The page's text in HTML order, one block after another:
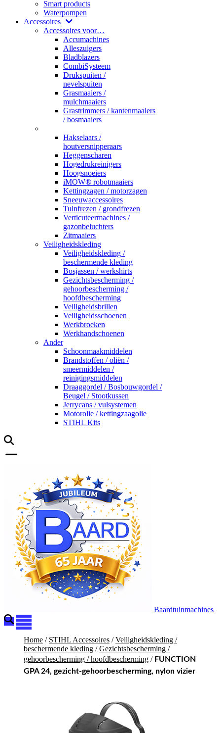
Smart products
Waterpompen
Accessoires
Accessoires voor…
Accumachines
Alleszuigers
Bladblazers
CombiSysteem
Drukspuiten /
nevelspuiten
Grasmaaiers /
mulchmaaiers
Grastrimmers / kantenmaaiers
/ bosmaaiers
Hakselaars /
houtversnipperaars
Heggenscharen
Hogedrukreinigers
Hoogsnoeiers
iMOW® robotmaaiers
Kettingzagen / motorzagen
Sneeuwaccessoires
Tuinfrezen / grondfrezen
Verticuteermachines /
gazonbeluchters
Zitmaaiers
Veiligheidskleding
Veiligheidskleding /
beschermende kleding
Bosjassen / werkshirts
Gezichtsbescherming /
gehoorbescherming /
hoofdbescherming
Veiligheidsbrillen
Veiligheidsschoenen
Werkbroeken
Werkhandschoenen
Ander
Schoonmaakmiddelen
Brandstoffen / oliën /
smeermiddelen /
reinigingsmiddelen
Draaggordel / Bosbouwgordel /
Beugel / Stootkussen
Jerrycans / vulsystemen
Motorolie / kettingzaagolie
STIHL Kits
Baardtuinmachines
Home / STIHL Accessoires /Veiligheidskleding /
beschermende kleding /Gezichtsbescherming /
gehoorbescherming / hoofdbescherming / FUNCTION
GPA 24, gezicht-gehoorbescherming, nylon vizier